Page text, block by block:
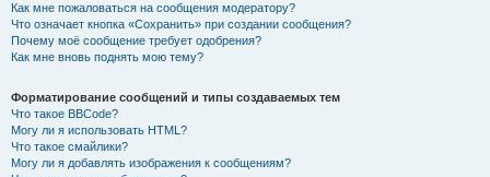
Как мне пожаловаться на сообщения модератору?
Что означает кнопка «Сохранить» при создании сообщения?
Почему моё сообщение требует одобрения?
Как мне вновь поднять мою тему?
Форматирование сообщений и типы создаваемых тем
Что такое BBCode?
Могу ли я использовать HTML?
Что такое смайлики?
Могу ли я добавлять изображения к сообщениям?